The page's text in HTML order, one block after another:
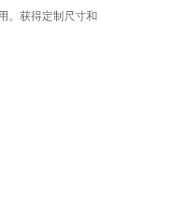
。获得定制尺寸和